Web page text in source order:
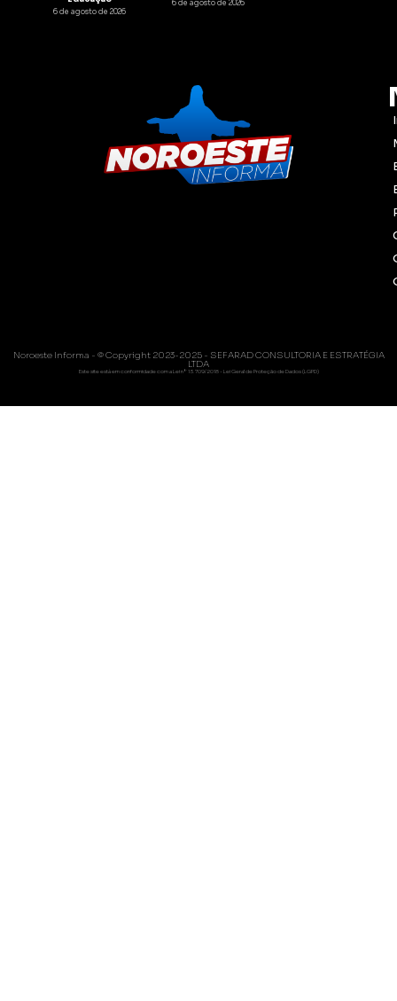
6 de agosto de 2026
6 de agosto de 2026
Noroeste Informa - © Copyright 2023-2025 - SEFARAD CONSULTORIA E ESTRATÉGIA
LTDA
Este site está em conformidade com a Lei nº 13.709/2018 - Lei Geral de Proteção de Dados (LGPD)